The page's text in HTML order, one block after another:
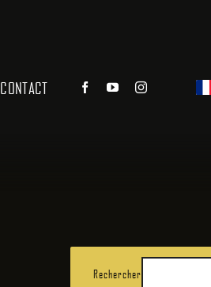
CONTACT
Rechercher